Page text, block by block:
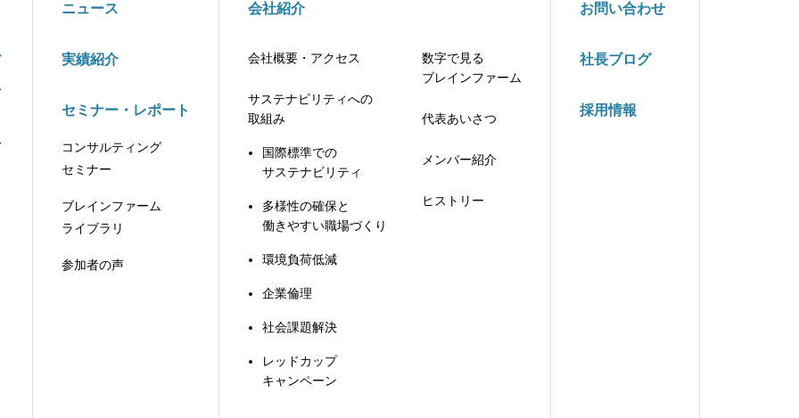
ニュース
実績紹介
セミナー・レポート
コンサルティング
セミナー
ブレインファーム
ライブラリ
参加者の声
会社紹介
会社概要・アクセス
サステナビリティへの
取組み
国際標準での
サステナビリティ
多様性の確保と
働きやすい職場づくり
環境負荷低減
企業倫理
社会課題解決
レッドカップ
キャンペーン
数字で見る
ブレインファーム
代表あいさつ
メンバー紹介
ヒストリー
お問い合わせ
社長ブログ
採用情報